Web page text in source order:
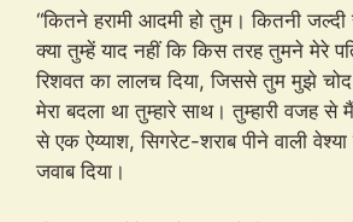
“कितने हरामी आदमी हो तुम। कितनी
क्या तुम्हें याद नहीं कि किस तरह तुमने मेरे
रिशवत का लालच दिया, जिससे तुम मुझे
मेरा बदला था तुम्हारे साथ। तुम्हारी वजह
से एक ऐय्याश, सिगरेट-शराब पीने वाली वेश्या
जवाब दिया।